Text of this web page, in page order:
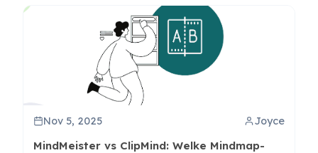
workflowefficiëntie en outputkwaliteit.
Nov 5, 2025 Joyce
MindMeister vs ClipMind: Welke Mindmap-